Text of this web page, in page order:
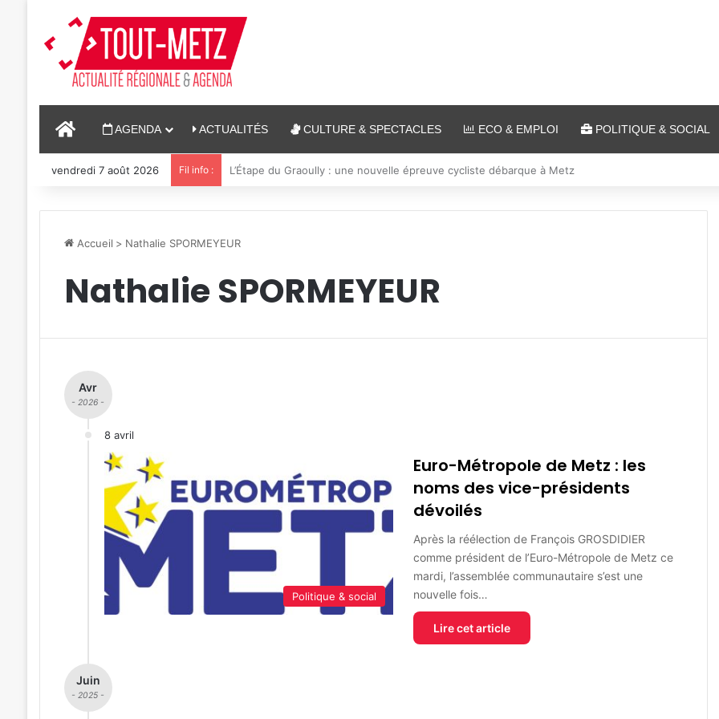
ACCUEILAGENDA ACTUALITÉS CULTURE & SPECTACLES ECO & EMPLOI POLITIQUE & SOCIAL
vendredi 7 août 2026 Fil info : 4 soirées concerts prévues à Ars-sur-Moselle du 7 au 28 août 2026
Accueil > Nathalie SPORMEYEUR
Nathalie SPORMEYEUR
Avr
- 2026 -
8 avril
Politique & social
Euro-Métropole de Metz : les
noms des vice-présidents
dévoilés
Après la réélection de François GROSDIDIER
comme président de l’Euro-Métropole de Metz ce
mardi, l’assemblée communautaire s’est une
nouvelle fois…
Lire cet article
Juin
- 2025 -